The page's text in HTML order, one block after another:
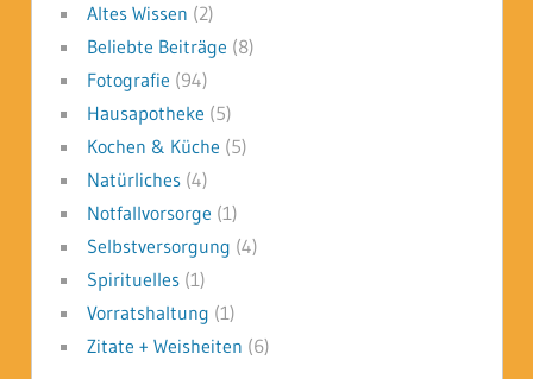
Altes Wissen (2)
Beliebte Beiträge (8)
Fotografie (94)
Hausapotheke (5)
Kochen & Küche (5)
Natürliches(4)
Notfallvorsorge (1)
Selbstversorgung (4)
Spirituelles(1)
Vorratshaltung (1)
Zitate + Weisheiten (6)